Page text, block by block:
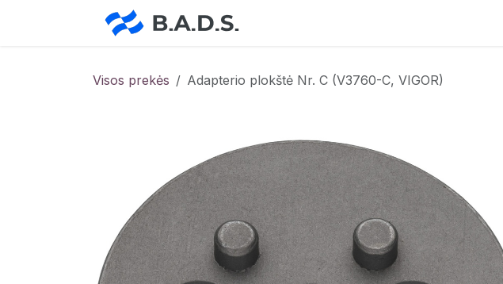
Visos prekės Adapterio plokštė Nr. C (V3760-C, VIGOR)